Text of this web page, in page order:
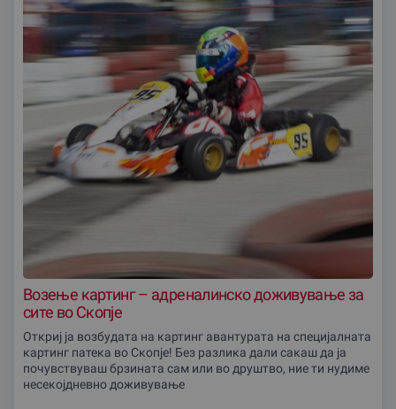
Возење картинг – адреналинско доживување за
сите во Скопје
Откриј ja возбудaта на картинг авантурата на специјалната
картинг патека во Скопје! Без разлика дали сакаш да ја
почувствуваш брзината сам или во друштво, ние ти нудиме
несекојдневно доживување